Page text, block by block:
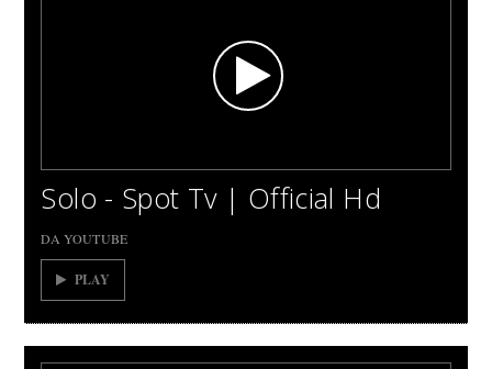
Solo - Spot Tv | Official Hd
DA YOUTUBE
PLAY